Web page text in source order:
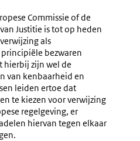
Commissie of de
Justitie is tot op heden
als
bezwaren
hierbij zijn wel de
van kenbaarheid en
leiden ertoe dat
te kiezen voor verwijzing
regelgeving, er
hiervan tegen elkaar